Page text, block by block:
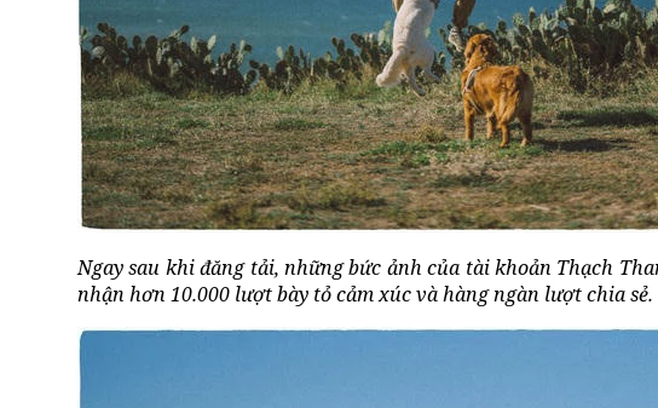
Ngay sau khi đăng tải, những bức ảnh của tài khoản Thạch
nhận hơn 10.000 lượt bày tỏ cảm xúc và hàng ngàn lượt chia sẻ.